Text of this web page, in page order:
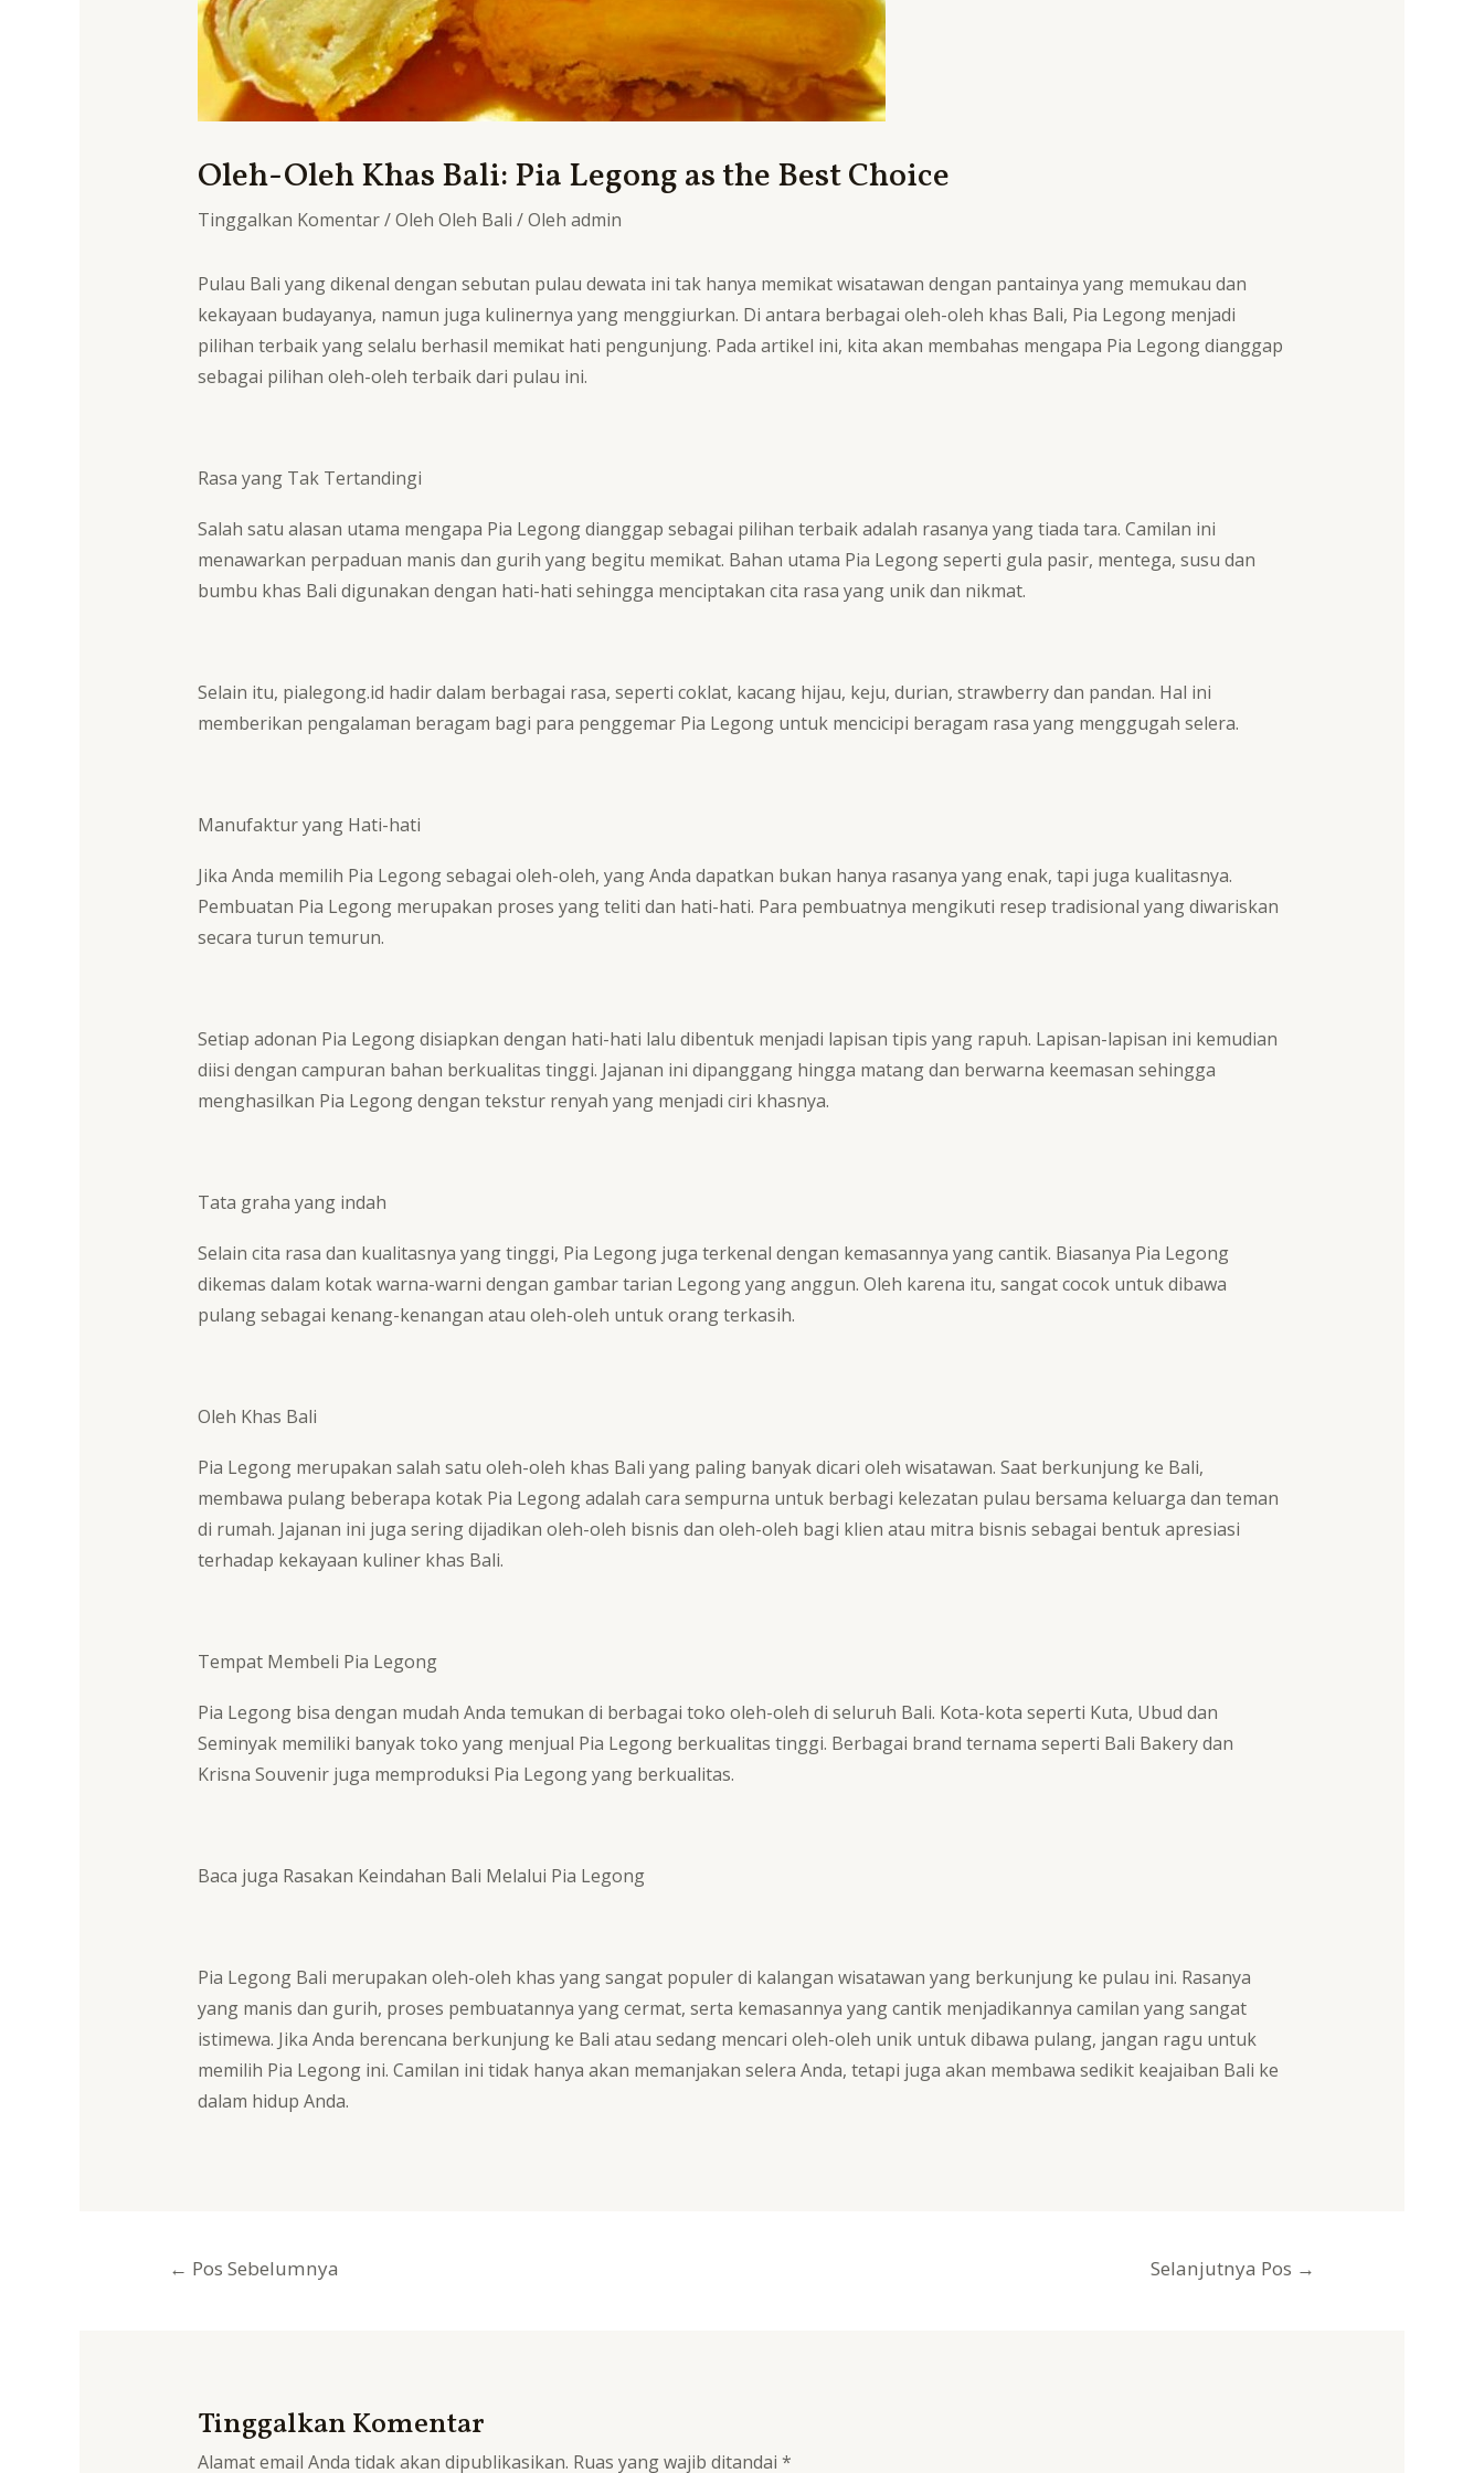
Oleh-Oleh Khas Bali: Pia Legong as the Best Choice
Tinggalkan Komentar/Oleh Oleh Bali / Oleh admin
Pulau Bali yang dikenal dengan sebutan pulau dewata ini tak hanya memikat wisatawan dengan pantainya yang memukau dan
kekayaan budayanya, namun juga kulinernya yang menggiurkan. Di antara berbagai oleh-oleh khas Bali, Pia Legong menjadi
pilihan terbaik yang selalu berhasil memikat hati pengunjung. Pada artikel ini, kita akan membahas mengapa Pia Legong dianggap
sebagai pilihan oleh-oleh terbaik dari pulau ini.
Rasa yang Tak Tertandingi
Salah satu alasan utama mengapa Pia Legong dianggap sebagai pilihan terbaik adalah rasanya yang tiada tara. Camilan ini
menawarkan perpaduan manis dan gurih yang begitu memikat. Bahan utama Pia Legong seperti gula pasir, mentega, susu dan
bumbu khas Bali digunakan dengan hati-hati sehingga menciptakan cita rasa yang unik dan nikmat.
Selain itu, pialegong.id hadir dalam berbagai rasa, seperti coklat, kacang hijau, keju, durian, strawberry dan pandan. Hal ini
memberikan pengalaman beragam bagi para penggemar Pia Legong untuk mencicipi beragam rasa yang menggugah selera.
Manufaktur yang Hati-hati
Jika Anda memilih Pia Legong sebagai oleh-oleh, yang Anda dapatkan bukan hanya rasanya yang enak, tapi juga kualitasnya.
Pembuatan Pia Legong merupakan proses yang teliti dan hati-hati. Para pembuatnya mengikuti resep tradisional yang diwariskan
secara turun temurun.
Setiap adonan Pia Legong disiapkan dengan hati-hati lalu dibentuk menjadi lapisan tipis yang rapuh. Lapisan-lapisan ini kemudian
diisi dengan campuran bahan berkualitas tinggi. Jajanan ini dipanggang hingga matang dan berwarna keemasan sehingga
menghasilkan Pia Legong dengan tekstur renyah yang menjadi ciri khasnya.
Tata graha yang indah
Selain cita rasa dan kualitasnya yang tinggi, Pia Legong juga terkenal dengan kemasannya yang cantik. Biasanya Pia Legong
dikemas dalam kotak warna-warni dengan gambar tarian Legong yang anggun. Oleh karena itu, sangat cocok untuk dibawa
pulang sebagai kenang-kenangan atau oleh-oleh untuk orang terkasih.
Oleh Khas Bali
Pia Legong merupakan salah satu oleh-oleh khas Bali yang paling banyak dicari oleh wisatawan. Saat berkunjung ke Bali,
membawa pulang beberapa kotak Pia Legong adalah cara sempurna untuk berbagi kelezatan pulau bersama keluarga dan teman
di rumah. Jajanan ini juga sering dijadikan oleh-oleh bisnis dan oleh-oleh bagi klien atau mitra bisnis sebagai bentuk apresiasi
terhadap kekayaan kuliner khas Bali.
Tempat Membeli Pia Legong
Pia Legong bisa dengan mudah Anda temukan di berbagai toko oleh-oleh di seluruh Bali. Kota-kota seperti Kuta, Ubud dan
Seminyak memiliki banyak toko yang menjual Pia Legong berkualitas tinggi. Berbagai brand ternama seperti Bali Bakery dan
Krisna Souvenir juga memproduksi Pia Legong yang berkualitas.
Baca juga Rasakan Keindahan Bali Melalui Pia Legong
Pia Legong Bali merupakan oleh-oleh khas yang sangat populer di kalangan wisatawan yang berkunjung ke pulau ini. Rasanya
yang manis dan gurih, proses pembuatannya yang cermat, serta kemasannya yang cantik menjadikannya camilan yang sangat
istimewa. Jika Anda berencana berkunjung ke Bali atau sedang mencari oleh-oleh unik untuk dibawa pulang, jangan ragu untuk
memilih Pia Legong ini. Camilan ini tidak hanya akan memanjakan selera Anda, tetapi juga akan membawa sedikit keajaiban Bali ke
dalam hidup Anda.
Navigasi
← Pos Sebelumnya Selanjutnya Pos →
Tinggalkan Komentar
Alamat email Anda tidak akan dipublikasikan. Ruas yang wajib ditandai *